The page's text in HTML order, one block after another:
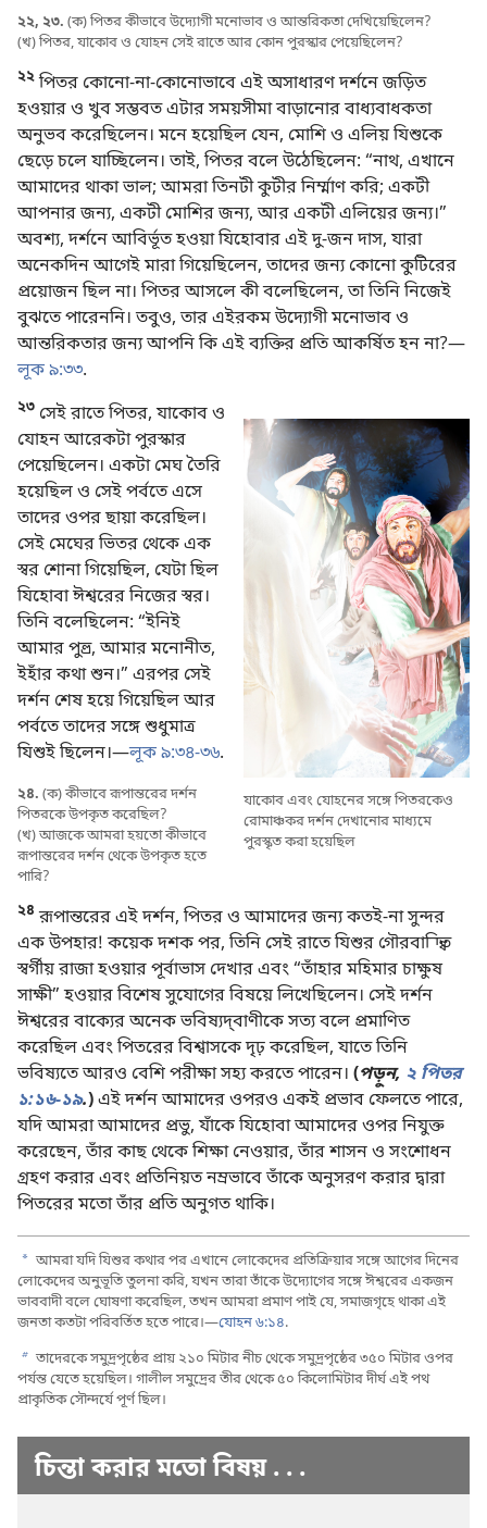
২২, ২৩. (ক) পিতর কীভাবে উদ্যোগী মনোভাব ও আন্তরিকতা দেখিয়েছিলেন?
(খ) পিতর, যাকোব ও যোহন সেই রাতে আর কোন পুরস্কার পেয়েছিলেন?
২২পিতর কোনো-না-কোনোভাবে এই অসাধারণ দর্শনে জড়িত
হওয়ার ও খুব সম্ভবত এটার সময়সীমা বাড়ানোর বাধ্যবাধকতা
অনুভব করেছিলেন। মনে হয়েছিল যেন, মোশি ও এলিয় যিশুকে
ছেড়ে চলে যাচ্ছিলেন। তাই, পিতর বলে উঠেছিলেন: “নাথ, এখানে
আমাদের থাকা ভাল; আমরা তিনটী কুটীর নির্ম্মাণ করি; একটী
আপনার জন্য, একটী মোশির জন্য, আর একটী এলিয়ের জন্য।”
অবশ্য, দর্শনে আবির্ভূত হওয়া যিহোবার এই দু-জন দাস, যারা
অনেকদিন আগেই মারা গিয়েছিলেন, তাদের জন্য কোনো কুটিরের
প্রয়োজন ছিল না। পিতর আসলে কী বলেছিলেন, তা তিনি নিজেই
বুঝতে পারেননি। তবুও, তার এইরকম উদ্যোগী মনোভাব ও
আন্তরিকতার জন্য আপনি কি এই ব্যক্তির প্রতি আকর্ষিত হন না?—
লূক ৯:৩৩.
যাকোব এবং যোহনের সঙ্গে পিতরকেও
রোমাঞ্চকর দর্শন দেখানোর মাধ্যমে
পুরস্কৃত করা হয়েছিল
২৩ সেই রাতে পিতর, যাকোব ও
যোহন আরেকটা পুরস্কার
পেয়েছিলেন। একটা মেঘ তৈরি
হয়েছিল ও সেই পর্বতে এসে
তাদের ওপর ছায়া করেছিল।
সেই মেঘের ভিতর থেকে এক
স্বর শোনা গিয়েছিল, যেটা ছিল
যিহোবা ঈশ্বরের নিজের স্বর।
তিনি বলেছিলেন: “ইনিই
আমার পুত্ত্র, আমার মনোনীত,
ইহাঁর কথা শুন।” এরপর সেই
দর্শন শেষ হয়ে গিয়েছিল আর
পর্বতে তাদের সঙ্গে শুধুমাত্র
যিশুই ছিলেন।—লূক ৯:৩৪-৩৬.
২৪. (ক) কীভাবে রূপান্তরের দর্শন
পিতরকে উপকৃত করেছিল?
(খ) আজকে আমরা হয়তো কীভাবে
রূপান্তরের দর্শন থেকে উপকৃত হতে
পারি?
২৪ রূপান্তরের এই দর্শন, পিতর ও আমাদের জন্য কতই-না সুন্দর
এক উপহার! কয়েক দশক পর, তিনি সেই রাতে যিশুর গৌরবান্বিত
স্বর্গীয় রাজা হওয়ার পূর্বাভাস দেখার এবং “তাঁহার মহিমার চাক্ষুষ
সাক্ষী” হওয়ার বিশেষ সুযোগের বিষয়ে লিখেছিলেন। সেই দর্শন
ঈশ্বরের বাক্যের অনেক ভবিষ্যদ্‌বাণীকে সত্য বলে প্রমাণিত
করেছিল এবং পিতরের বিশ্বাসকে দৃঢ় করেছিল, যাতে তিনি
ভবিষ্যতে আরও বেশি পরীক্ষা সহ্য করতে পারেন। (পড়ুন, ২ পিতর
১:১৬-১৯.)এই দর্শন আমাদের ওপরও একই প্রভাব ফেলতে পারে,
যদি আমরা আমাদের প্রভু, যাঁকে যিহোবা আমাদের ওপর নিযুক্ত
করেছেন, তাঁর কাছ থেকে শিক্ষা নেওয়ার, তাঁর শাসন ও সংশোধন
গ্রহণ করার এবং প্রতিনিয়ত নম্রভাবে তাঁকে অনুসরণ করার দ্বারা
পিতরের মতো তাঁর প্রতি অনুগত থাকি।
a আমরা যদি যিশুর কথার পর এখানে লোকেদের প্রতিক্রিয়ার সঙ্গে আগের দিনের
লোকেদের অনুভূতি তুলনা করি, যখন তারা তাঁকে উদ্যোগের সঙ্গে ঈশ্বরের একজন
ভাববাদী বলে ঘোষণা করেছিল, তখন আমরা প্রমাণ পাই যে, সমাজগৃহে থাকা এই
জনতা কতটা পরিবর্তিত হতে পারে।—যোহন ৬:১৪.
b তাদেরকে সমুদ্রপৃষ্ঠের প্রায় ২১০ মিটার নীচ থেকে সমুদ্রপৃষ্ঠের ৩৫০ মিটার ওপর
পর্যন্ত যেতে হয়েছিল। গালীল সমুদ্রের তীর থেকে ৫০ কিলোমিটার দীর্ঘ এই পথ
প্রাকৃতিক সৌন্দর্যে পূর্ণ ছিল।
চিন্তা করার মতো বিষয় . . .